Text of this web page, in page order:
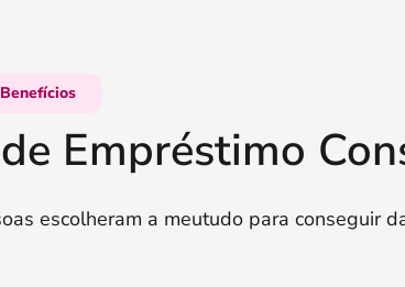
Benefícios
Empréstimo
escolheram a meutudo para conseguir